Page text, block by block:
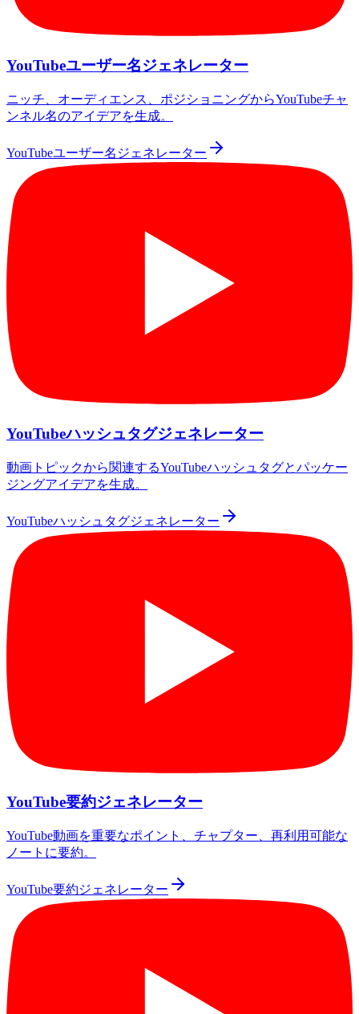
YouTubeユーザー名ジェネレーター
ニッチ、オーディエンス、ポジショニングからYouTubeチャ
ンネル名のアイデアを生成。
YouTubeユーザー名ジェネレーター
YouTubeハッシュタグジェネレーター
動画トピックから関連するYouTubeハッシュタグとパッケー
ジングアイデアを生成。
YouTubeハッシュタグジェネレーター
YouTube要約ジェネレーター
YouTube動画を重要なポイント、チャプター、再利用可能な
ノートに要約。
YouTube要約ジェネレーター